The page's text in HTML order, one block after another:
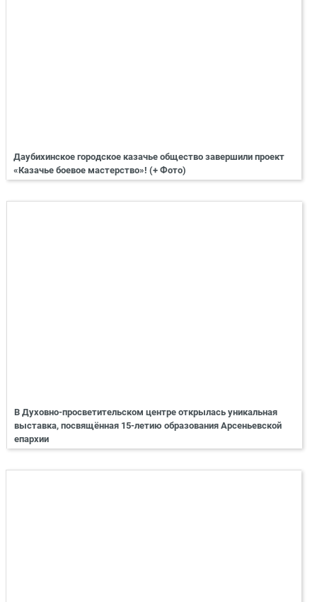
Даубихинское городское казачье общество завершили проект
«Казачье боевое мастерство»! (+ Фото)
В Духовно-просветительском центре открылась уникальная
выставка, посвящённая 15-летию образования Арсеньевской
епархии